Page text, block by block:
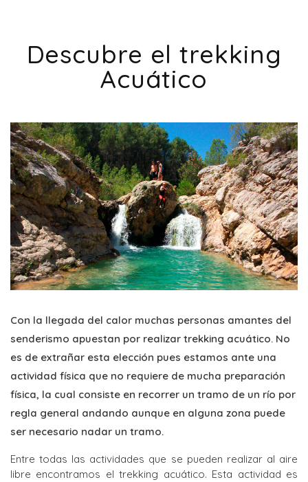
Descubre el trekking
Acuático
Con la llegada del calor muchas personas amantes del
senderismo apuestan por realizar trekking acuático. No
es de extrañar esta elección pues estamos ante una
actividad física que no requiere de mucha preparación
física, la cual consiste en recorrer un tramo de un río por
regla general andando aunque en alguna zona puede
ser necesario nadar un tramo.
Entre todas las actividades que se pueden realizar al aire
libre encontramos el trekking acuático. Esta actividad es